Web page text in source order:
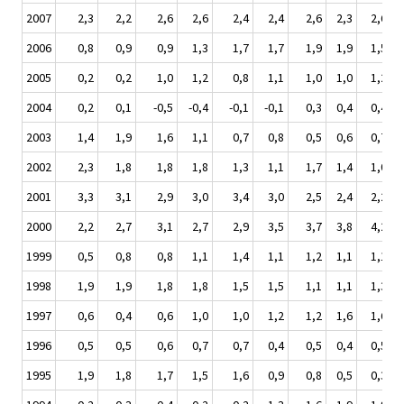
2007
2,3 2,2 2,6 2,6 2,4 2,4 2,6 2,3
2,6
2006
0,8 0,9 0,9 1,3 1,7 1,7 1,9 1,9
1,5
2005
0,2 0,2 1,0 1,2 0,8 1,1 1,0 1,0
1,2
2004
0,2 0,1 -0,5 -0,4 -0,1 -0,1 0,3 0,4
0,4
2003
1,4 1,9 1,6 1,1 0,7 0,8 0,5 0,6
0,7
2002
2,3 1,8 1,8 1,8 1,3 1,1 1,7 1,4
1,0
2001
3,3 3,1 2,9 3,0 3,4 3,0 2,5 2,4
2,2
2000
2,2 2,7 3,1 2,7 2,9 3,5 3,7 3,8
4,2
1999
0,5 0,8 0,8 1,1 1,4 1,1 1,2 1,1
1,1
1998
1,9 1,9 1,8 1,8 1,5 1,5 1,1 1,1
1,3
1997
0,6 0,4 0,6 1,0 1,0 1,2 1,2 1,6
1,6
1996
0,5 0,5 0,6 0,7 0,7 0,4 0,5 0,4
0,5
1995
1,9 1,8 1,7 1,5 1,6 0,9 0,8 0,5
0,3